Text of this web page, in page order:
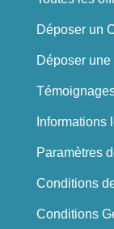
Déposer un
Déposer
Informations
Paramètres
Conditions
Conditions